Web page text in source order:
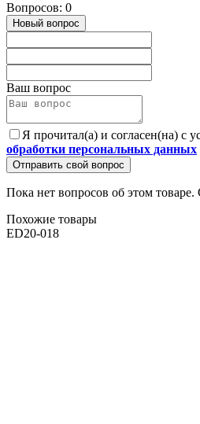
Вопросов: 0
Новый вопрос
Ваш вопрос
Я прочитал(а) и согласен(на) с
обработки персональных данных
Отправить свой вопрос
Пока нет вопросов об этом
Похожие товары
ED20-018